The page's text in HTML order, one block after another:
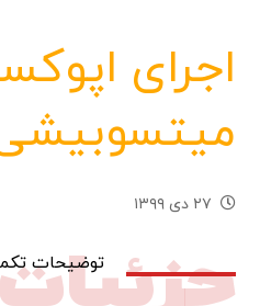
اجرای
۲۷ دی ۱۳۹۹
توضیحات